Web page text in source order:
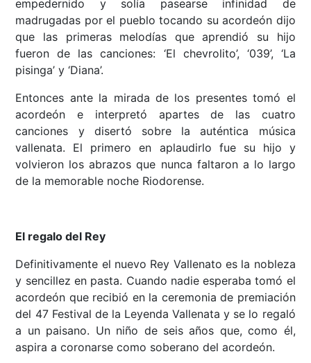
empedernido y solía pasearse infinidad de
madrugadas por el pueblo tocando su acordeón dijo
que las primeras melodías que aprendió su hijo
fueron de las canciones: ‘El chevrolito’, ‘039’, ‘La
pisinga’ y ‘Diana’.
Entonces ante la mirada de los presentes tomó el
acordeón e interpretó apartes de las cuatro
canciones y disertó sobre la auténtica música
vallenata. El primero en aplaudirlo fue su hijo y
volvieron los abrazos que nunca faltaron a lo largo
de la memorable noche Riodorense.
El regalo del Rey
Definitivamente el nuevo Rey Vallenato es la nobleza
y sencillez en pasta. Cuando nadie esperaba tomó el
acordeón que recibió en la ceremonia de premiación
del 47 Festival de la Leyenda Vallenata y se lo regaló
a un paisano. Un niño de seis años que, como él,
aspira a coronarse como soberano del acordeón.